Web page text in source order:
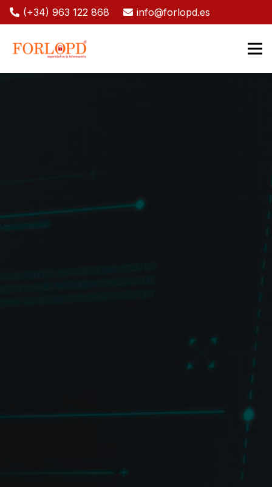
(+34) 963 122 868 info@forlopd.es